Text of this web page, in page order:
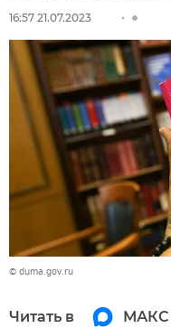
16:57 21.07.2023
© duma.gov.ru
Читать в МАКС